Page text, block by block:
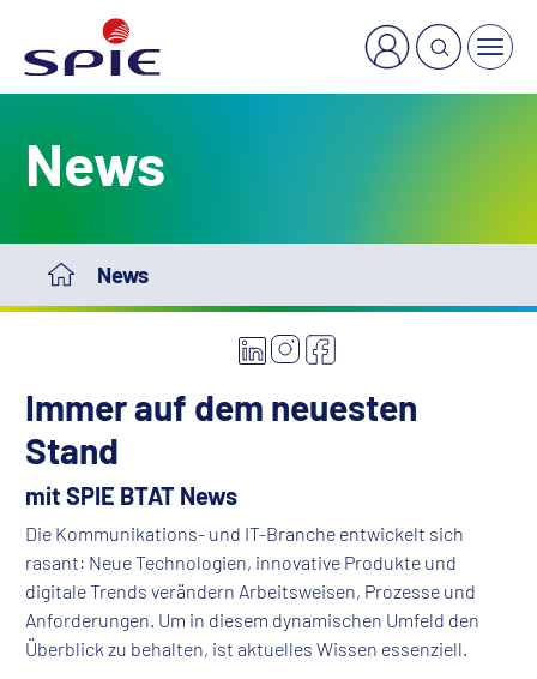
News
News
Immer auf dem neuesten
Stand
mit SPIE BTAT News
Die Kommunikations- und IT-Branche entwickelt sich
rasant: Neue Technologien, innovative Produkte und
digitale Trends verändern Arbeitsweisen, Prozesse und
Anforderungen. Um in diesem dynamischen Umfeld den
Überblick zu behalten, ist aktuelles Wissen essenziell.